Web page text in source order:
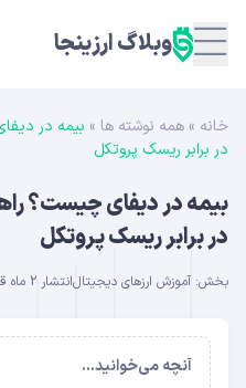
وبلاگ ارزینجا
خانه » همه نوشته ها » بیمه در
در برابر ریسک پروتکل
بیمه در دیفای چیست؟
در برابر ریسک پروتکل
بخش: آموزش ارزهای دیجیتالانتشار 2 ماه قبل
آنچه می‌خوانید...